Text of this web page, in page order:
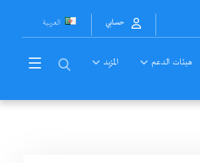
العربية حسابي
هيئات الدعم المزيد